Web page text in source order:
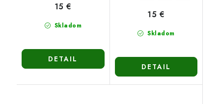
Skladom
15 €
DETAIL
Skladom
15 €
DETAIL